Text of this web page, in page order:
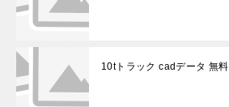
10tトラック cadデータ 無料